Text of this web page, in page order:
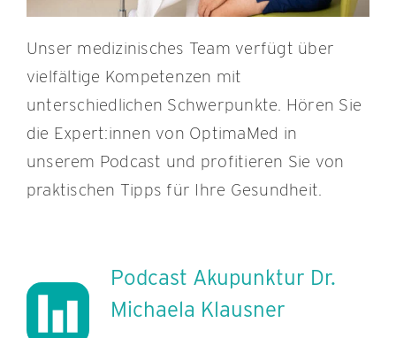
Unser medizinisches Team verfügt über
vielfältige Kompetenzen mit
unterschiedlichen Schwerpunkte. Hören Sie
die Expert:innen von OptimaMed in
unserem Podcast und profitieren Sie von
praktischen Tipps für Ihre Gesundheit.
Podcast Akupunktur Dr.
Michaela Klausner